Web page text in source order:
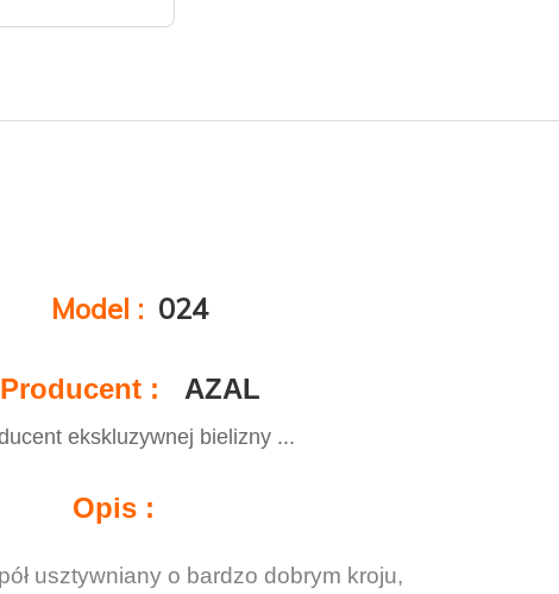
Model : 024
Producent : AZAL
ekskluzywnej bielizny ...
Opis :
usztywniany o bardzo dobrym kroju,